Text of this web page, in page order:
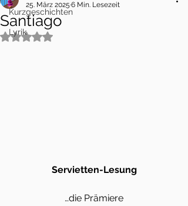
Kurzgeschichten
Lyrik
Santiago
25. März 2025 6 Min. Lesezeit
Mit NaN von 5 Sternen bewertet.
Servietten-Lesung
…die Prämiere